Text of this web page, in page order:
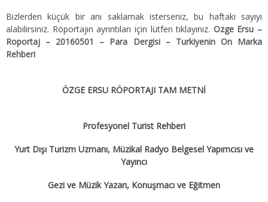
Bizlerden küçük bir anı saklamak isterseniz, bu haftaki sayıyı
alabilirsiniz. Röportajın ayrıntıları için lütfen tıklayınız. Ozge Ersu –
Roportaj – 20160501 – Para Dergisi – Turkiyenin On Marka
Rehberi
ÖZGE ERSU RÖPORTAJI TAM METNİ
Profesyonel Turist Rehberi
Yurt Dışı Turizm Uzmanı, Müzikal Radyo Belgesel Yapımcısı ve
Yayıncı
Gezi ve Müzik Yazarı, Konuşmacı ve Eğitmen